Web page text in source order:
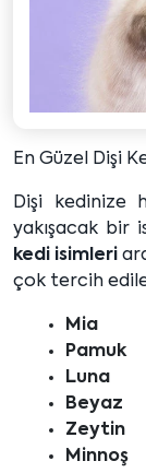
En Güzel Dişi
Dişi kedinize
yakışacak bir
kedi isimleri
çok tercih
Mia
Pamuk
Luna
Beyaz
Zeytin
Minnoş